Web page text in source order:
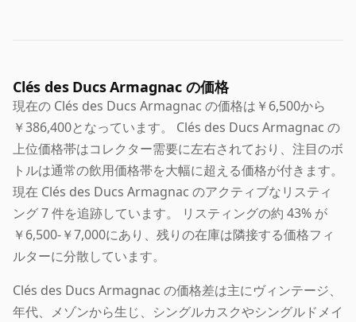
Clés des Ducs Armagnac の価格
現在の Clés des Ducs Armagnac の価格は￥6,500から
￥386,400となっています。 Clés des Ducs Armagnac の
上位価格帯はコレクター需要に左右されており、注目のボ
トルは通常の飲用価格帯を大幅に超える価格が付きます。
現在 Clés des Ducs Armagnac のアクティブなリスティ
ング 7 件を追跡しています。 リスティングの約 43% が
￥6,500-￥7,000にあり、残りの在庫は隣接する価格フィ
ルターに分散しています。
Clés des Ducs Armagnac の価格差は主にヴィンテージ、
年代、メゾンから生じ、シングルカスクやシングルドメイ